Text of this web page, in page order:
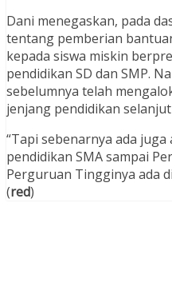
Dani menegaskan, pada
tentang pemberian
kepada siswa miskin
pendidikan SD dan SMP.
sebelumnya telah
jenjang pendidikan
“Tapi sebenarnya ada
pendidikan SMA sampai
Perguruan Tingginya ada
(red)